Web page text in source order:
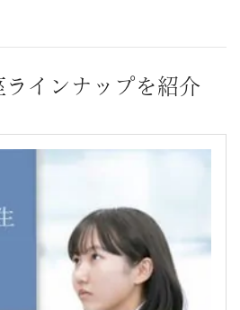
インナップを紹介